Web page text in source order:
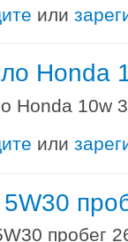
или
Honda
Honda 10w
или
пробег